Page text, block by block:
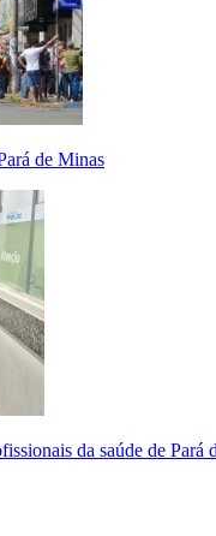
de Minas
da saúde de